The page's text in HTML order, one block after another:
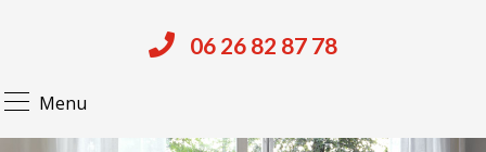
Menu
06 26 82 87 78